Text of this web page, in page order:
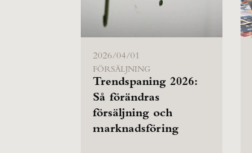
2026/04/01
FÖRSÄLJNING
Trendspaning 2026:
Så förändras
försäljning och
marknadsföring